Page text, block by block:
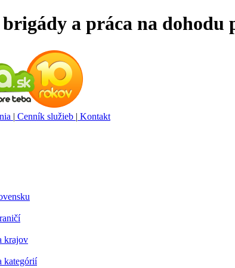
a práca na dohodu
| Cenník služieb | Kontakt
krajov
kategórií